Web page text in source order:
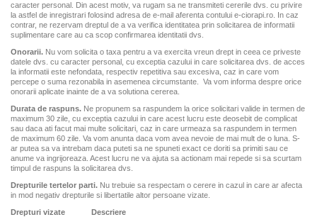
caracter personal. Din acest motiv, va rugam sa ne transmiteti cererile dvs. cu privire
la astfel de inregistrari folosind adresa de e-mail aferenta contului e-ciorapi.ro. In caz
contrar, ne rezervam dreptul de a va verifica identitatea prin solicitarea de informatii
suplimentare care au ca scop confirmarea identitatii dvs.
Onorarii. Nu vom solicita o taxa pentru a va exercita vreun drept in ceea ce priveste
datele dvs. cu caracter personal, cu exceptia cazului in care solicitarea dvs. de acces
la informatii este nefondata, respectiv repetitiva sau excesiva, caz in care vom
percepe o suma rezonabila in asemenea circumstante. Va vom informa despre orice
onorarii aplicate inainte de a va solutiona cererea.
Durata de raspuns. Ne propunem sa raspundem la orice solicitari valide in termen de
maximum 30 zile, cu exceptia cazului in care acest lucru este deosebit de complicat
sau daca ati facut mai multe solicitari, caz in care urmeaza sa raspundem in termen
de maximum 60 zile. Va vom anunta daca vom avea nevoie de mai mult de o luna. S-
ar putea sa va intrebam daca puteti sa ne spuneti exact ce doriti sa primiti sau ce
anume va ingrijoreaza. Acest lucru ne va ajuta sa actionam mai repede si sa scurtam
timpul de raspuns la solicitarea dvs.
Drepturile tertelor parti. Nu trebuie sa respectam o cerere in cazul in care ar afecta
in mod negativ drepturile si libertatile altor persoane vizate.
Drepturi vizate
Descriere